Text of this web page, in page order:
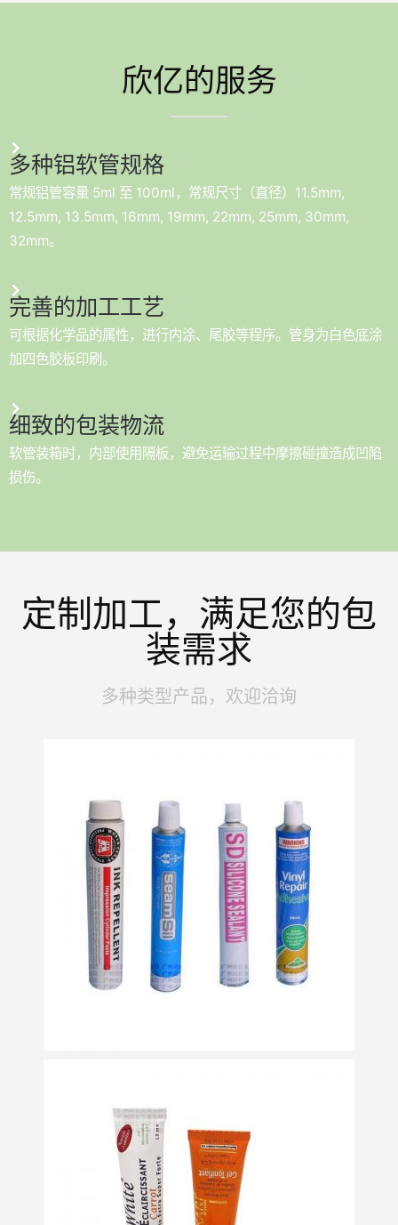
欣亿的服务
多种铝软管规格
常规铝管容量 5ml 至 100ml，常规尺寸（直径）11.5mm,
12.5mm, 13.5mm, 16mm, 19mm, 22mm, 25mm, 30mm,
32mm。
完善的加工工艺
可根据化学品的属性，进行内涂、尾胶等程序。管身为白色底涂
加四色胶板印刷。
细致的包装物流
软管装箱时，内部使用隔板，避免运输过程中摩擦碰撞造成凹陷
损伤。
定制加工，满足您的包
装需求
多种类型产品，欢迎洽询